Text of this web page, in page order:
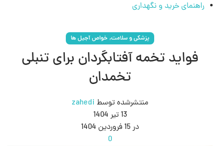
راهنمای خرید و نگهداری
پزشکی و سلامت, خواص آجیل ها
فواید تخمه آفتابگردان برای تنبلی
تخمدان
منتشرشده توسط zahedi
13 تیر 1404
در 15 فروردین 1404
0